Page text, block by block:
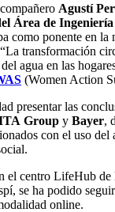
Agustí
Área de
como ponente en la
transformación
agua en las
(Women Action
presentar las
Group y Bayer,
con el uso del
el centro LifeHub de
se ha podido
online.